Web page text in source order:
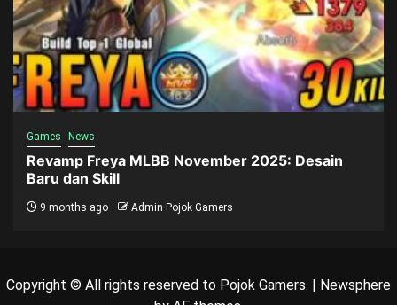
Games News
Revamp Freya MLBB November 2025: Desain
Baru dan Skill
9 months ago Admin Pojok Gamers
Copyright © All rights reserved to Pojok Gamers. | Newsphere